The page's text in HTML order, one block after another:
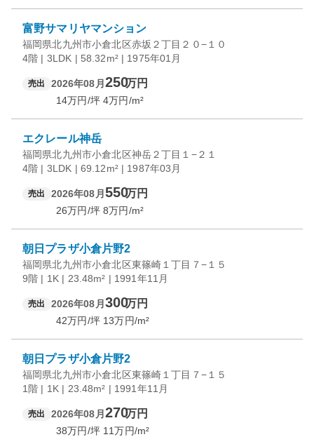
富野サマリヤマンション
福岡県北九州市小倉北区赤坂２丁目２０−１０
4階 | 3LDK | 58.32m² | 1975年01月
売出 2026年08月 250万円
14万円/坪 4万円/m²
エクレール神岳
福岡県北九州市小倉北区神岳２丁目１−２１
4階 | 3LDK | 69.12m² | 1987年03月
売出 2026年08月 550万円
26万円/坪 8万円/m²
朝日プラザ小倉片野2
福岡県北九州市小倉北区東篠崎１丁目７−１５
9階 | 1K | 23.48m² | 1991年11月
売出 2026年08月 300万円
42万円/坪 13万円/m²
朝日プラザ小倉片野2
福岡県北九州市小倉北区東篠崎１丁目７−１５
1階 | 1K | 23.48m² | 1991年11月
売出 2026年08月 270万円
38万円/坪 11万円/m²